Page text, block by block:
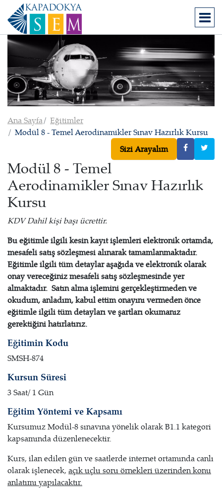
Ana Sayfa
Eğitimler
Modül 8 - Temel Aerodinamikler Sınav Hazırlık Kursu
Sizi Arayalım
Modül 8 - Temel
Aerodinamikler Sınav Hazırlık
Kursu
KDV Dahil kişi başı ücrettir.
Bu eğitimle ilgili kesin kayıt işlemleri elektronik ortamda,
mesafeli satış sözleşmesi alınarak tamamlanmaktadır.
Eğitimle ilgili tüm detaylar aşağıda ve elektronik olarak
onay vereceğiniz mesafeli satış sözleşmesinde yer
almaktadır. Satın alma işlemini gerçekleştirmeden ve
okudum, anladım, kabul ettim onayını vermeden önce
eğitimle ilgili tüm detayları ve şartları okumanız
gerektiğini hatırlatırız.
Eğitimin Kodu
SMSH-874
Kursun Süresi
3 Saat/ 1 Gün
Eğitim Yöntemi ve Kapsamı
Kursumuz Modül-8 sınavına yönelik olarak B1.1 kategori
kapsamında düzenlenecektir.
Kurs, ilan edilen gün ve saatlerde internet ortamında canlı
olarak işlenecek, açık uçlu soru örnekleri üzerinden konu
anlatımı yapılacaktır.